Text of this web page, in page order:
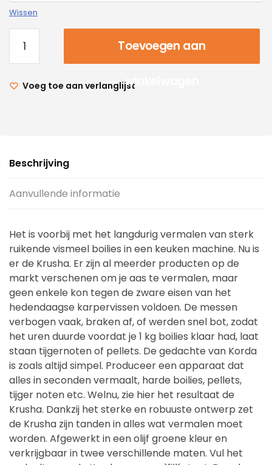
Wissen
Toevoegen aan
winkelwagen
Voeg toe aan verlanglijst
Beschrijving
Aanvullende informatie
Het is voorbij met het langdurig vermalen van sterk
ruikende vismeel boilies in een keuken machine. Nu is
er de Krusha. Er zijn al meerder producten op de
markt verschenen om je aas te vermalen, maar
geen enkele kon tegen de zware eisen van het
hedendaagse karpervissen voldoen. De messen
verbogen vaak, braken af, of werden snel bot, zodat
het uren duurde voordat je 1 kg boilies klaar had, laat
staan tijgernoten of pellets. De gedachte van Korda
is zoals altijd simpel. Produceer een apparaat dat
alles in seconden vermaalt, harde boilies, pellets,
tijger noten etc. Welnu, zie hier het resultaat de
Krusha. Dankzij het sterke en robuuste ontwerp zet
de Krusha zijn tanden in alles wat vermalen moet
worden. Afgewerkt in een olijf groene kleur en
verkrijgbaar in twee verschillende maten. Vul het